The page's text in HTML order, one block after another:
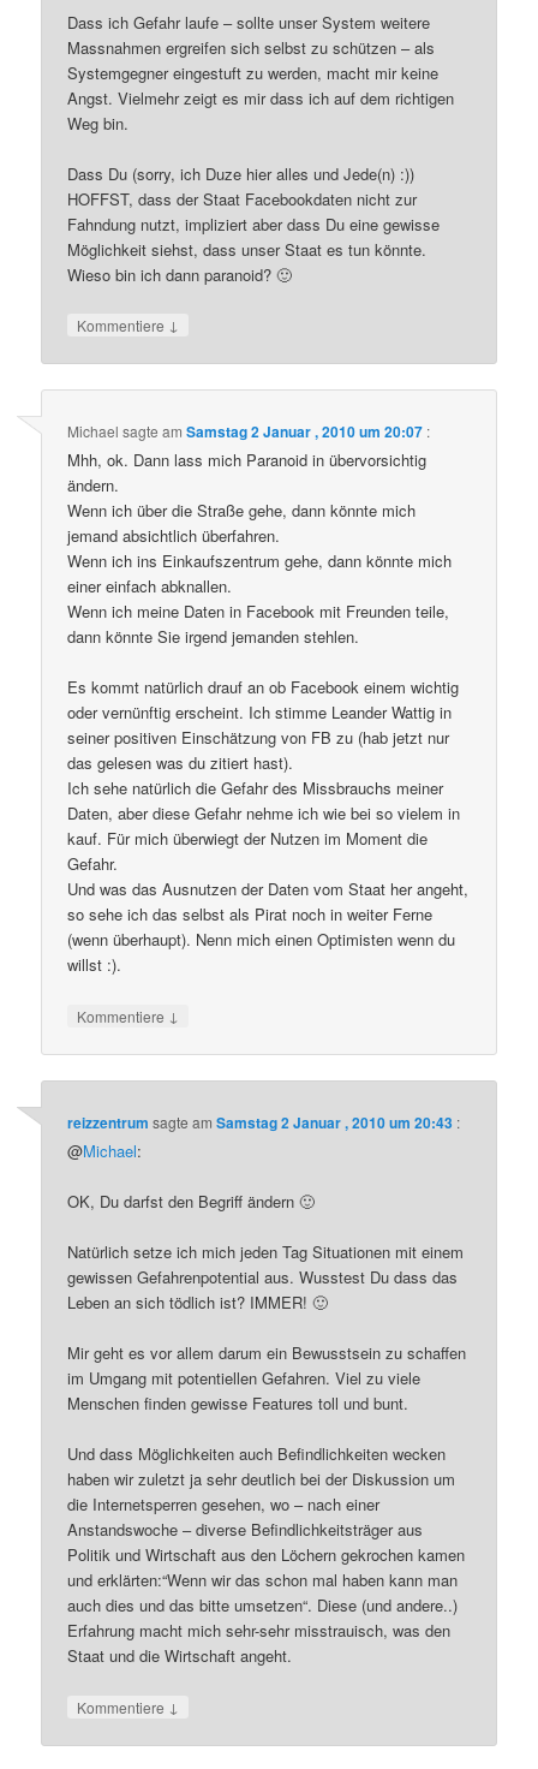
Dass ich Gefahr laufe – sollte unser System weitere
Massnahmen ergreifen sich selbst zu schützen – als
Systemgegner eingestuft zu werden, macht mir keine
Angst. Vielmehr zeigt es mir dass ich auf dem richtigen
Weg bin.
Dass Du (sorry, ich Duze hier alles und Jede(n) :))
HOFFST, dass der Staat Facebookdaten nicht zur
Fahndung nutzt, impliziert aber dass Du eine gewisse
Möglichkeit siehst, dass unser Staat es tun könnte.
Wieso bin ich dann paranoid? 🙂
Kommentiere ↓
Michael sagte amSamstag 2 Januar , 2010 um 20:07 :
Mhh, ok. Dann lass mich Paranoid in übervorsichtig
ändern.
Wenn ich über die Straße gehe, dann könnte mich
jemand absichtlich überfahren.
Wenn ich ins Einkaufszentrum gehe, dann könnte mich
einer einfach abknallen.
Wenn ich meine Daten in Facebook mit Freunden teile,
dann könnte Sie irgend jemanden stehlen.
Es kommt natürlich drauf an ob Facebook einem wichtig
oder vernünftig erscheint. Ich stimme Leander Wattig in
seiner positiven Einschätzung von FB zu (hab jetzt nur
das gelesen was du zitiert hast).
Ich sehe natürlich die Gefahr des Missbrauchs meiner
Daten, aber diese Gefahr nehme ich wie bei so vielem in
kauf. Für mich überwiegt der Nutzen im Moment die
Gefahr.
Und was das Ausnutzen der Daten vom Staat her angeht,
so sehe ich das selbst als Pirat noch in weiter Ferne
(wenn überhaupt). Nenn mich einen Optimisten wenn du
willst :).
Kommentiere ↓
reizzentrum sagte amSamstag 2 Januar , 2010 um 20:43 :
@Michael:
OK, Du darfst den Begriff ändern 🙂
Natürlich setze ich mich jeden Tag Situationen mit einem
gewissen Gefahrenpotential aus. Wusstest Du dass das
Leben an sich tödlich ist? IMMER! 🙂
Mir geht es vor allem darum ein Bewusstsein zu schaffen
im Umgang mit potentiellen Gefahren. Viel zu viele
Menschen finden gewisse Features toll und bunt.
Und dass Möglichkeiten auch Befindlichkeiten wecken
haben wir zuletzt ja sehr deutlich bei der Diskussion um
die Internetsperren gesehen, wo – nach einer
Anstandswoche – diverse Befindlichkeitsträger aus
Politik und Wirtschaft aus den Löchern gekrochen kamen
und erklärten:“Wenn wir das schon mal haben kann man
auch dies und das bitte umsetzen“. Diese (und andere..)
Erfahrung macht mich sehr-sehr misstrauisch, was den
Staat und die Wirtschaft angeht.
Kommentiere ↓